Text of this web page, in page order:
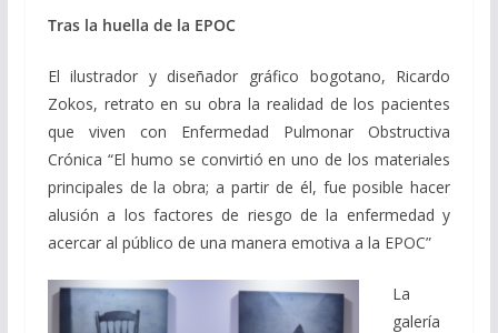
Tras la huella de la EPOC
El ilustrador y diseñador gráfico bogotano, Ricardo
Zokos, retrato en su obra la realidad de los pacientes
que viven con Enfermedad Pulmonar Obstructiva
Crónica “El humo se convirtió en uno de los materiales
principales de la obra; a partir de él, fue posible hacer
alusión a los factores de riesgo de la enfermedad y
acercar al público de una manera emotiva a la EPOC”
La
galería